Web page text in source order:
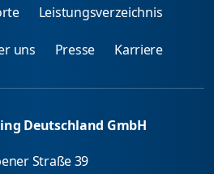
Leistungsverzeichnis
uns Presse Karriere
Deutschland GmbH
Straße 39